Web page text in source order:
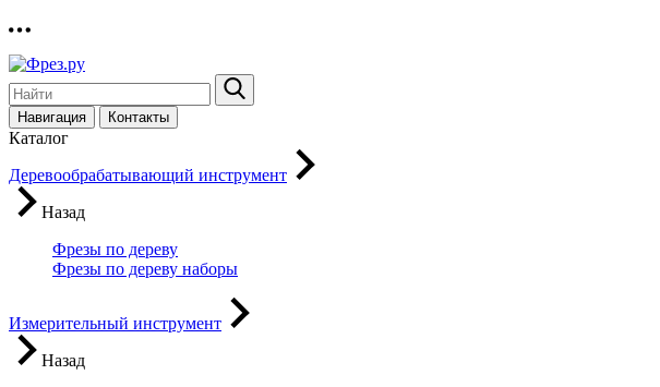
Навигация Контакты
Каталог
Деревообрабатывающий инструмент
Назад
Фрезы по дереву
Фрезы по дереву наборы
Измерительный инструмент
Назад